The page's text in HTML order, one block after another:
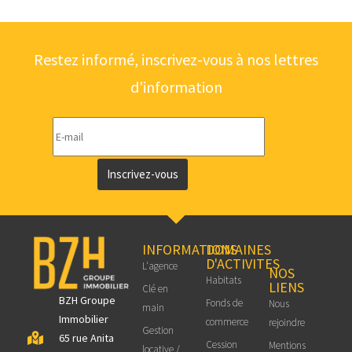
Restez informé, inscrivez-vous à nos lettres
d'information
Inscrivez-vous
BZH Groupe
Immobilier
65 rue Anita
INFORMATIONS
L'agence
Clé en
main
Gestion
DOMAINES
D'ACTIVITES
Habitats
Fonds de
commerce
Cession
NOS
LIENS
Nous
rejoindre
Mentions